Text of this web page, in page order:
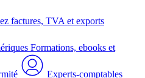
factures, TVA et exports
Formations, ebooks et
Experts-comptables